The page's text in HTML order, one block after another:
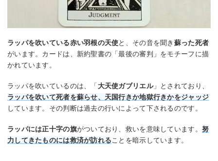
ラッパを吹いている赤い羽根の天使と、その音を聞き 蘇った死者
がいます。カードは、新約聖書の「最後の審判」をモチーフに描
かれています。
ラッパを吹いているのは、「 大天使ガブリエル」とされており、
ラッパを吹いて死者を蘇らせ、天国行きか地獄行きかをジャッジ
しています。その判断は過去の行いによって下されるのです。
ラッパには正十字の旗がついており、救いを意味しています。 努
力してきたものには救済が訪れることを暗示しています。